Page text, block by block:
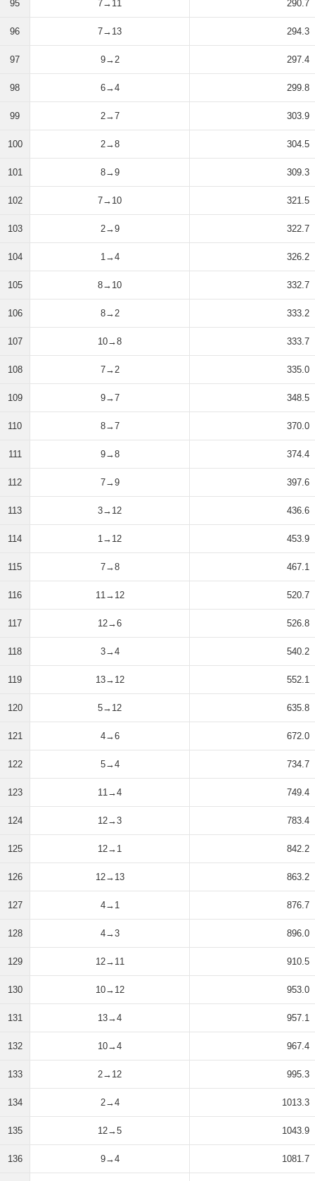
95 7→11 290.7
96 7→13 294.3
97 9→2 297.4
98 6→4 299.8
99 2→7 303.9
100 2→8 304.5
101 8→9 309.3
102 7→10 321.5
103 2→9 322.7
104 1→4 326.2
105 8→10 332.7
106 8→2 333.2
107 10→8 333.7
108 7→2 335.0
109 9→7 348.5
110 8→7 370.0
111 9→8 374.4
112 7→9 397.6
113 3→12 436.6
114 1→12 453.9
115 7→8 467.1
116 11→12 520.7
117 12→6 526.8
118 3→4 540.2
119 13→12 552.1
120 5→12 635.8
121 4→6 672.0
122 5→4 734.7
123 11→4 749.4
124 12→3 783.4
125 12→1 842.2
126 12→13 863.2
127 4→1 876.7
128 4→3 896.0
129 12→11 910.5
130 10→12 953.0
131 13→4 957.1
132 10→4 967.4
133 2→12 995.3
134 2→4 1013.3
135 12→5 1043.9
136 9→4 1081.7